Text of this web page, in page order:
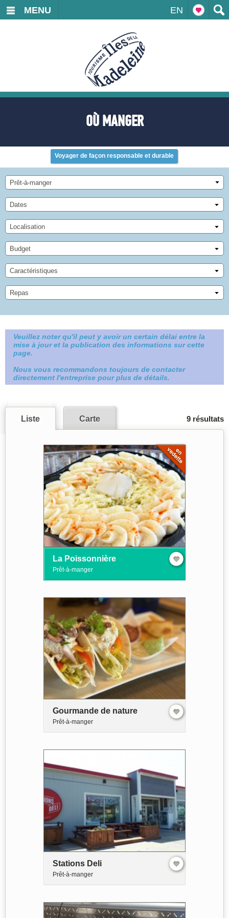
EN
MENU
OÙ MANGER
Voyager de façon responsable et durable
Prêt-à-manger
Dates
Localisation
Budget
Caractéristiques
Repas
Veuillez noter qu'il peut y avoir un certain délai entre la
mise à jour et la publication des informations sur cette
page.
Nous vous recommandons toujours de contacter
directement l'entreprise pour plus de détails.
9 résultats
Liste Carte
La Poissonnière
Prêt-à-manger
Gourmande de nature
Prêt-à-manger
Stations Deli
Prêt-à-manger